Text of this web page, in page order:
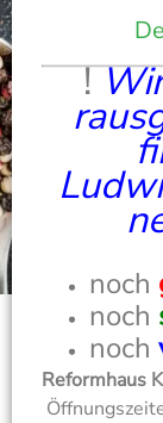
!
noch
noch
noch
Reformhaus